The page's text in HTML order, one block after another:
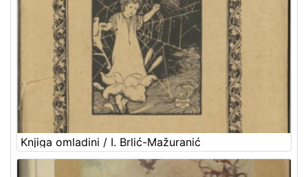
Knjiga omladini / I. Brlić-Mažuranić